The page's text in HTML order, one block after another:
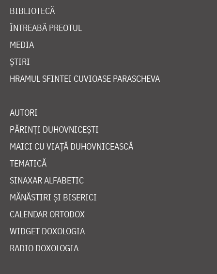
BIBLIOTECĂ
ÎNTREABĂ PREOTUL
MEDIA
ȘTIRI
HRAMUL SFINTEI CUVIOASE PARASCHEVA
AUTORI
PĂRINȚI DUHOVNICEȘTI
MAICI CU VIAȚĂ DUHOVNICEASCĂ
TEMATICĂ
SINAXAR ALFABETIC
MĂNĂSTIRI ȘI BISERICI
CALENDAR ORTODOX
WIDGET DOXOLOGIA
RADIO DOXOLOGIA